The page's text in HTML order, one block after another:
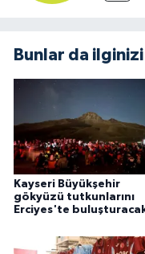
Bunlar da
Kayseri Büyükşehir
gökyüzü tutkunlarını
Erciyes'te